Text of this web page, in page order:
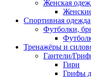
Женская
Спортивная одежда
Футболки,
Тренажёры и
Гантели/
Гири
Грифы